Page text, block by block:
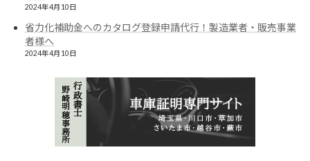
2024年4月10日
省力化補助金へのカタログ登録申請代行！製造業者・販売事業
者様へ
2024年4月10日